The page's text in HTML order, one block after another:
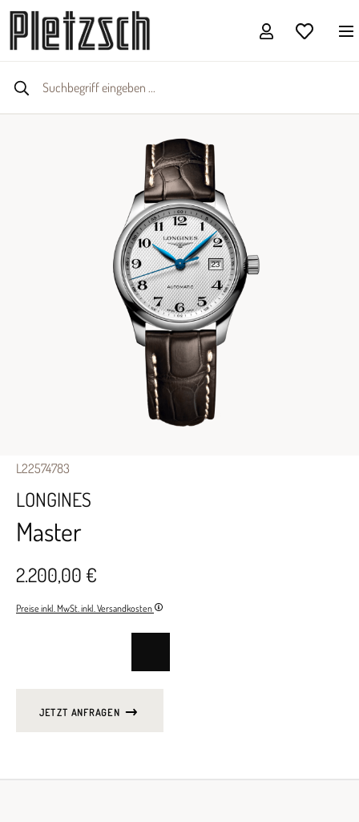
L22574783
LONGINES
Master
2.200,00 €
Preise inkl. MwSt. inkl. Versandkosten
JETZT ANFRAGEN